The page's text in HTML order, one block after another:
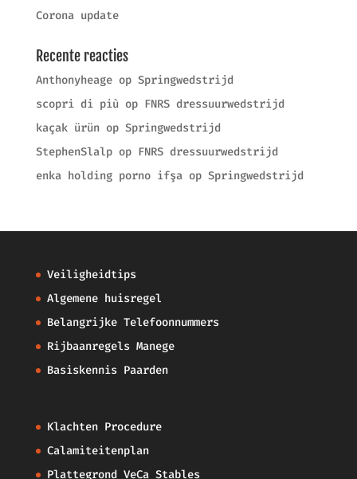
Corona update
Recente reacties
Anthonyheageop Springwedstrijd
scopri di piùop FNRS dressuurwedstrijd
kaçak ürünop Springwedstrijd
StephenSlalpop FNRS dressuurwedstrijd
enka holding porno ifşaop Springwedstrijd
Veiligheidtips
Algemene huisregel
Belangrijke Telefoonnummers
Rijbaanregels Manege
Basiskennis Paarden
Klachten Procedure
Calamiteitenplan
Plattegrond VeCa Stables